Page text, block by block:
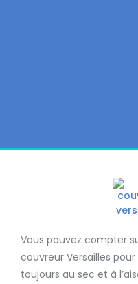
Vous pouvez compter
couvreur Versailles
toujours au sec et à